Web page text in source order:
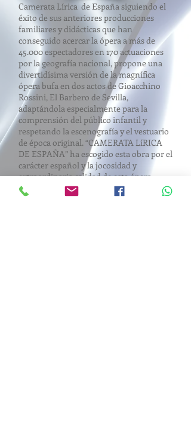
Camerata Lírica de España siguiendo el
éxito de sus anteriores producciones
familiares y didácticas que han
conseguido acercar la ópera a más de
45.000 espectadores en 170 actuaciones
por la geografía nacional, propone una
divertidísima versión de la magnífica
ópera bufa en dos actos de Gioacchino
Rossini, El Barbero de Sevilla,
adaptándola especialmente para la
comprensión del público infantil y
respetando la escenografía y el vestuario
de época original. “CAMERATA LíRICA
DE ESPAÑA” ha escogido esta obra por el
carácter español y la jocosidad y
extraordinaria calidad de esta ópera
cómica, gentil y burlesca.